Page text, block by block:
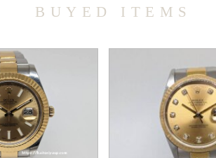
BUYED ITEMS